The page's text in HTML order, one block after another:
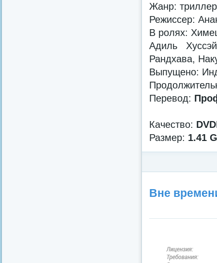
Жанр:
Режиссер:
В ролях:
Адиль
Рандхава,
Выпущено:
Перевод:
Качество:
Размер: 1.41
Вне